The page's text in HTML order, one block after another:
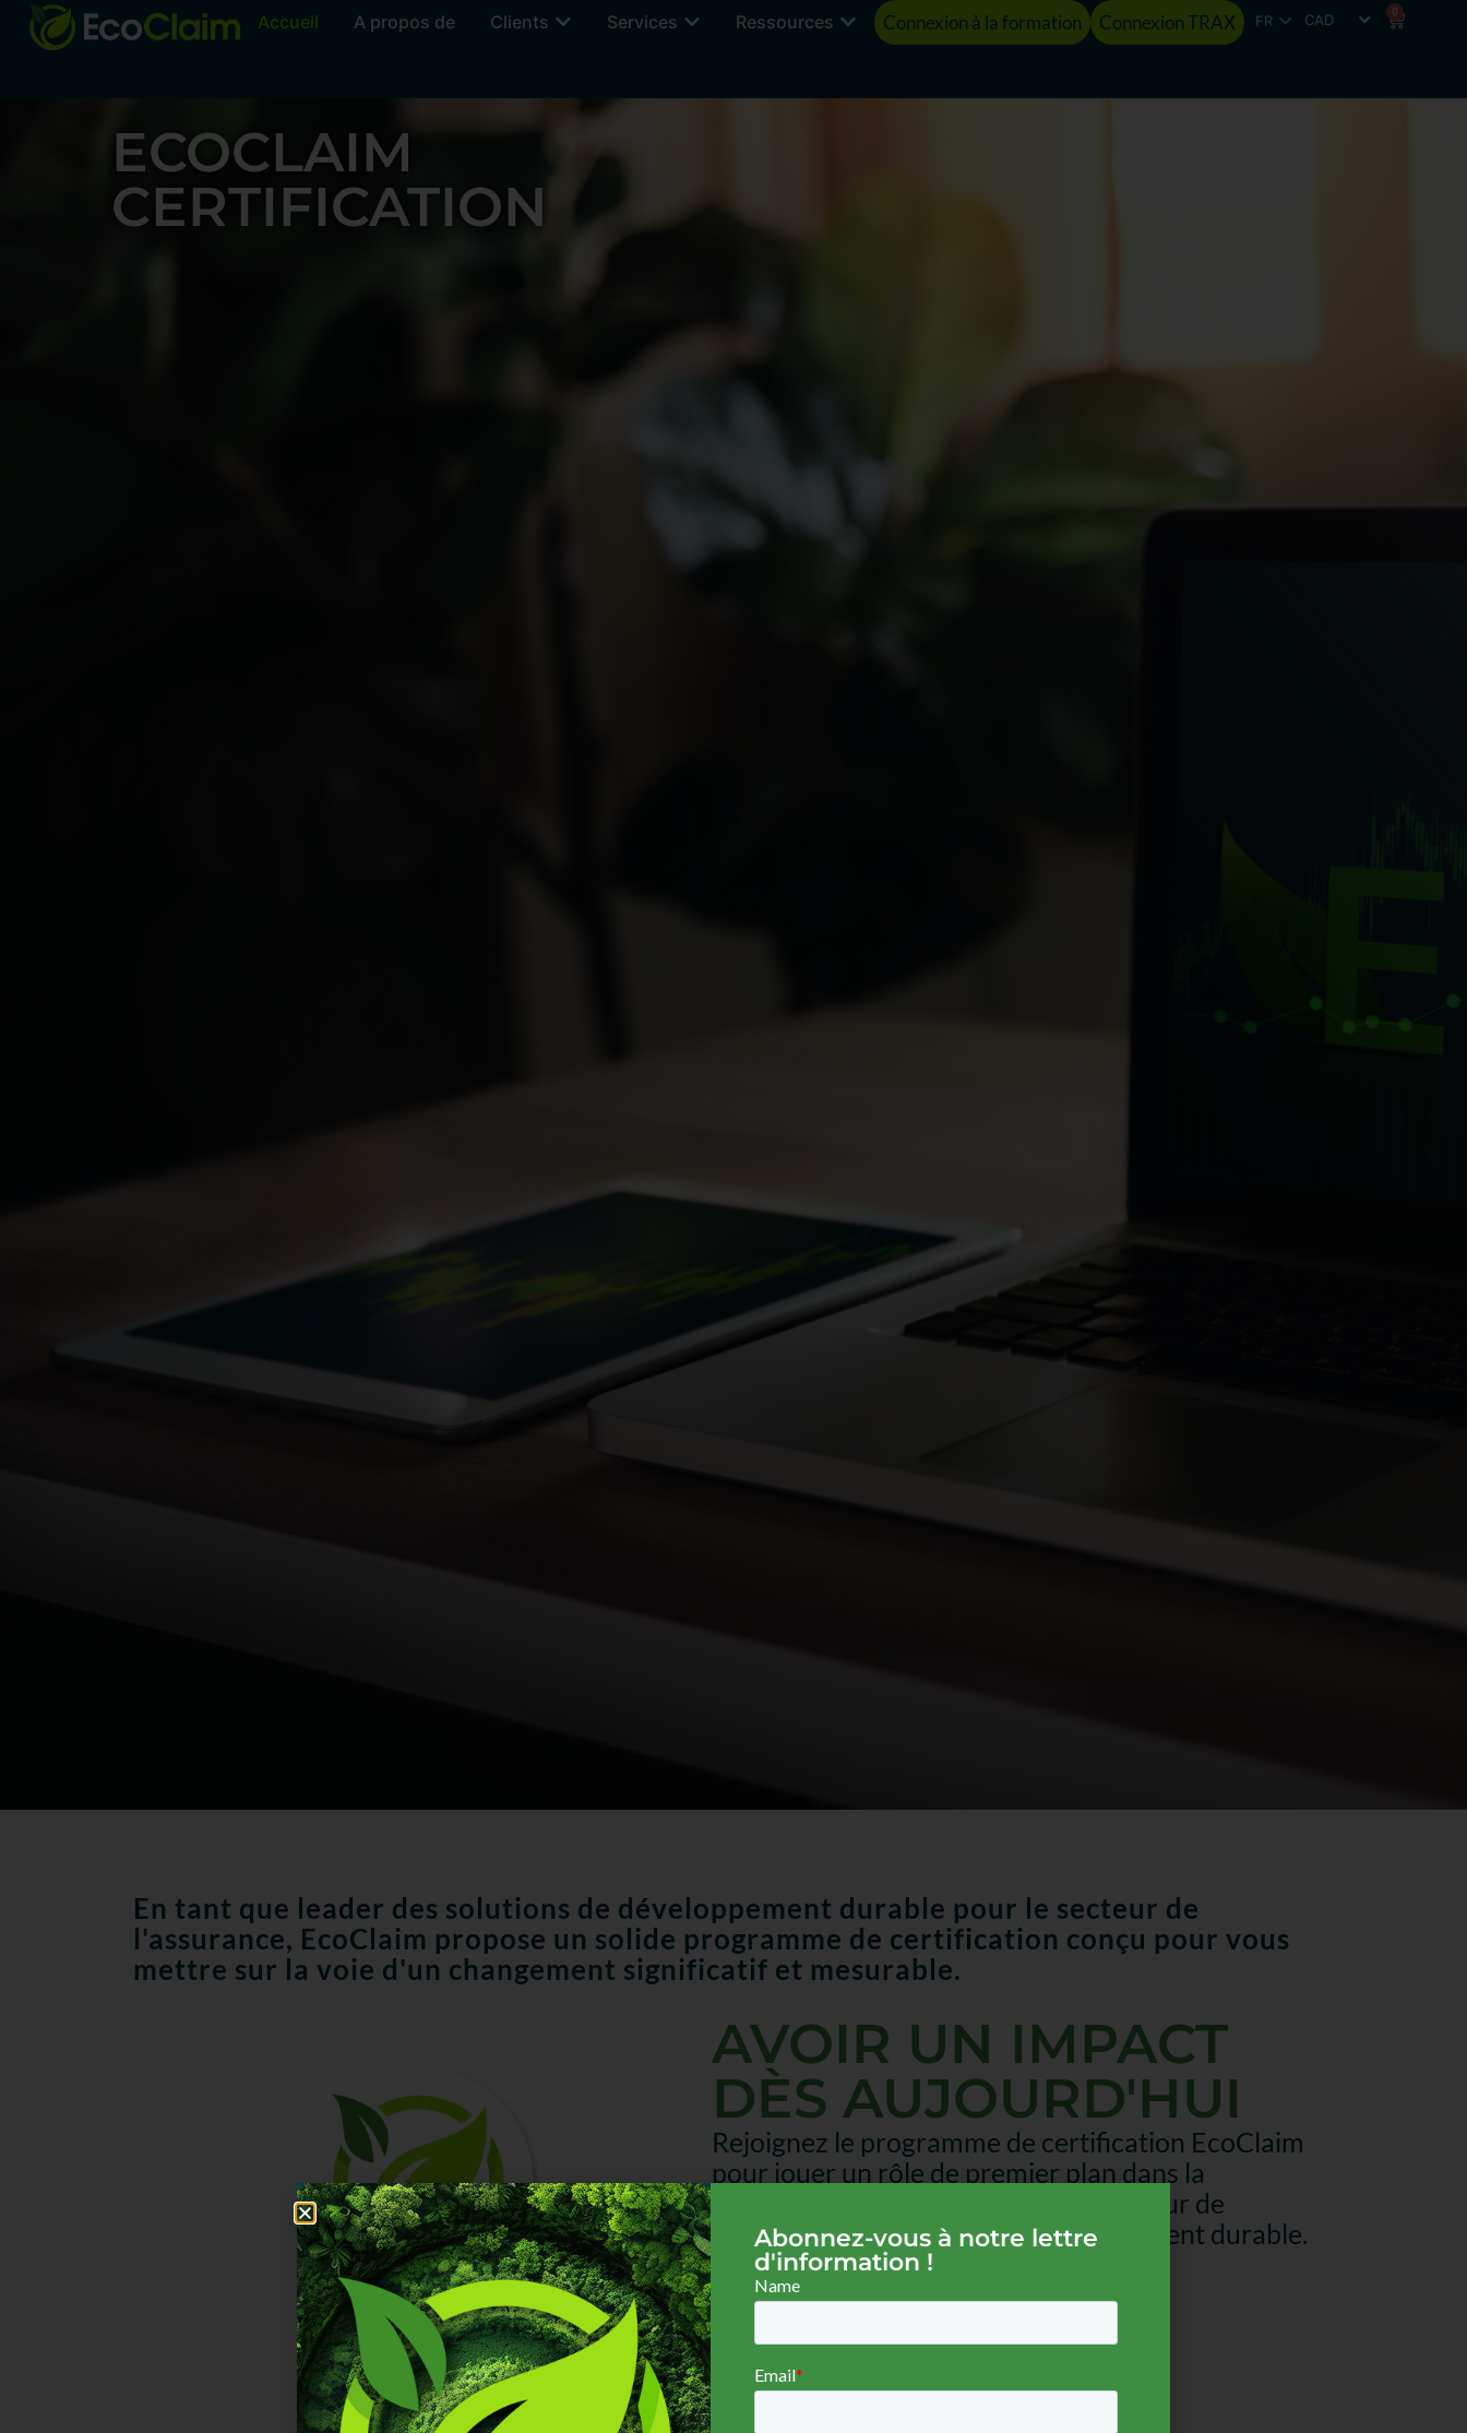
Accueil A propos de Clients Services Ressources Connexion à la formation Connexion TRAX FR
0
ECOCLAIM
CERTIFICATION
En tant que leader des solutions de développement durable pour le secteur de
l'assurance, EcoClaim propose un solide programme de certification conçu pour vous
mettre sur la voie d'un changement significatif et mesurable.
AVOIR UN IMPACT
DÈS AUJOURD'HUI
Rejoignez le programme de certification EcoClaim
pour jouer un rôle de premier plan dans la
transformation de l'approche du secteur de
l'assurance en matière de développement durable.
Abonnez-vous à notre lettre
d'information !